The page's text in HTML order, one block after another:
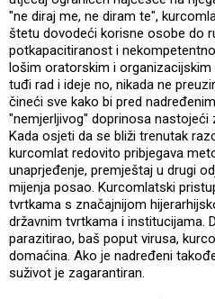
"ne diraj me, ne diram te",
štetu dovodeći korisne osobe do
potkapacitiranost i
lošim oratorskim i
tuđi rad i ideje no, nikada ne
čineći sve kako bi pred
"nemjerljivog" doprinosa nastojeći
Kada osjeti da se bliži trenutak
kurcomlat redovito pribjegava
unaprjeđenje, premještaj u drugi
mijenja posao. Kurcomlatski
tvrtkama s značajnijom
državnim tvrtkama i institucijama.
parazitirao, baš poput virusa,
domaćina. Ako je nadređeni
suživot je zagarantiran.